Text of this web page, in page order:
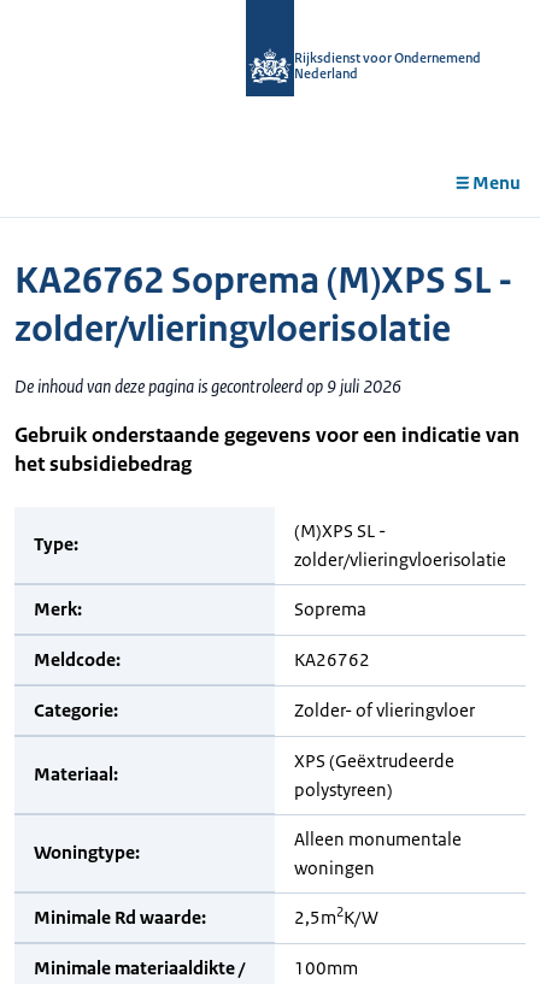
Rijksdienst voor Ondernemend
Nederland
Menu
KA26762 Soprema (M)XPS SL -
zolder/vlieringvloerisolatie
De inhoud van deze pagina is gecontroleerd op 9 juli 2026
Gebruik onderstaande gegevens voor een indicatie van
het subsidiebedrag
Type:
(M)XPS SL -
zolder/vlieringvloerisolatie
Merk: Soprema
Meldcode: KA26762
Categorie: Zolder- of vlieringvloer
Materiaal:
XPS (Geëxtrudeerde
polystyreen)
Woningtype:
Alleen monumentale
woningen
Minimale Rd waarde: 2,5m2K/W
Minimale materiaaldikte /
100mm